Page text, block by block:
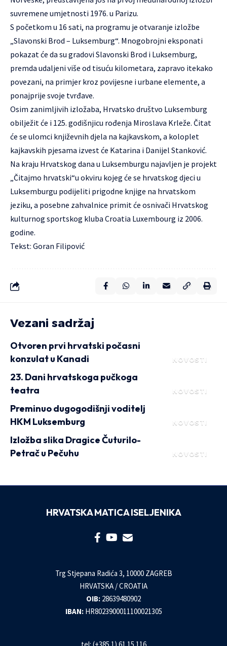
suvremene umjetnosti 1976. u Parizu.
S početkom u 16 sati, na programu je otvaranje izložbe
„Slavonski Brod – Luksemburg“. Mnogobrojni eksponati
pokazat će da su gradovi Slavonski Brod i Luksemburg,
premda udaljeni više od tisuću kilometara, zapravo itekako
povezani, na primjer kroz povijesne i urbane elemente, a
ponajprije svoje tvrđave.
Osim zanimljivih izložaba, Hrvatsko društvo Luksemburg
obilježit će i 125. godišnjicu rođenja Miroslava Krleže. Čitat
će se ulomci književnih djela na kajkavskom, a koloplet
kajkavskih pjesama izvest će Katarina i Danijel Stanković.
Na kraju Hrvatskog dana u Luksemburgu najavljen je projekt
„Čitajmo hrvatski“u okviru kojeg će se hrvatskog djeci u
Luksemburgu podijeliti prigodne knjige na hrvatskom
jeziku, a posebne zahvalnice primit će osnivači Hrvatskog
kulturnog sportskog kluba Croatia Luxembourg iz 2006.
godine.
Tekst: Goran Filipović
Vezani sadržaj
NOVOSTI
Otvoren prvi hrvatski počasni
konzulat u Kanadi
NOVOSTI
23. Dani hrvatskoga pučkoga
teatra
NOVOSTI
Preminuo dugogodišnji voditelj
HKM Luksemburg
NOVOSTI
Izložba slika Dragice Čuturilo-
Petrač u Pečuhu
HRVATSKA MATICA ISELJENIKA
Trg Stjepana Radića 3, 10000 ZAGREB
HRVATSKA / CROATIA
OIB: 28639480902
IBAN: HR8023900011100021305
tel: (+385 1) 61 15 116